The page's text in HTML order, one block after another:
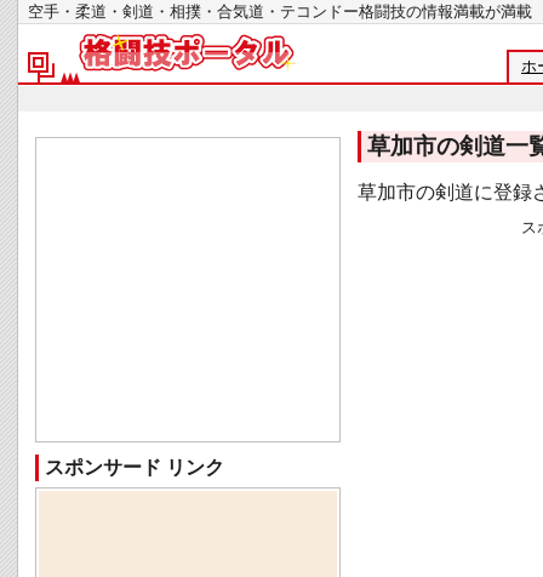
空手・柔道・剣道・相撲・合気道・テコンドー格闘技の情報満載が
ホ
草加市の剣道一
草加市の剣道に登録
ス
スポンサード リンク